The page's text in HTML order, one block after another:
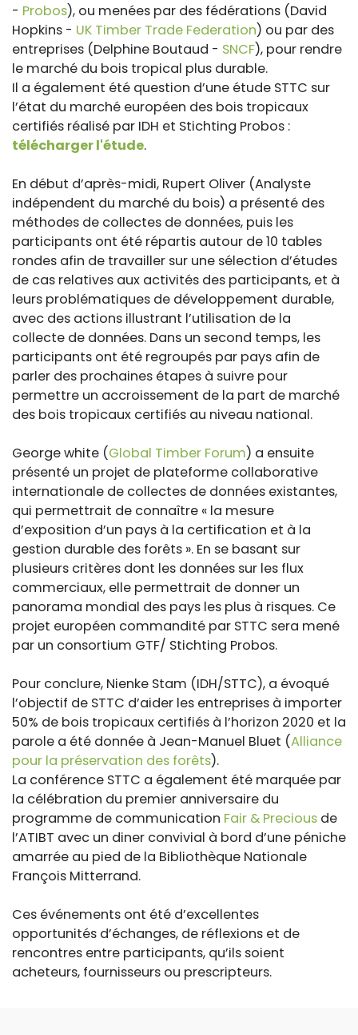
- Probos), ou menées par des fédérations (David
Hopkins - UK Timber Trade Federation) ou par des
entreprises (Delphine Boutaud - SNCF), pour rendre
le marché du bois tropical plus durable.
Il a également été question d’une étude STTC sur
l’état du marché européen des bois tropicaux
certifiés réalisé par IDH et Stichting Probos :
télécharger l'étude.
En début d’après-midi, Rupert Oliver (Analyste
indépendent du marché du bois) a présenté des
méthodes de collectes de données, puis les
participants ont été répartis autour de 10 tables
rondes afin de travailler sur une sélection d’études
de cas relatives aux activités des participants, et à
leurs problématiques de développement durable,
avec des actions illustrant l’utilisation de la
collecte de données. Dans un second temps, les
participants ont été regroupés par pays afin de
parler des prochaines étapes à suivre pour
permettre un accroissement de la part de marché
des bois tropicaux certifiés au niveau national.
George white (Global Timber Forum) a ensuite
présenté un projet de plateforme collaborative
internationale de collectes de données existantes,
qui permettrait de connaître « la mesure
d’exposition d’un pays à la certification et à la
gestion durable des forêts ». En se basant sur
plusieurs critères dont les données sur les flux
commerciaux, elle permettrait de donner un
panorama mondial des pays les plus à risques. Ce
projet européen commandité par STTC sera mené
par un consortium GTF/ Stichting Probos.
Pour conclure, Nienke Stam (IDH/STTC), a évoqué
l’objectif de STTC d’aider les entreprises à importer
50% de bois tropicaux certifiés à l’horizon 2020 et la
parole a été donnée à Jean-Manuel Bluet (Alliance
pour la préservation des forêts).
La conférence STTC a également été marquée par
la célébration du premier anniversaire du
programme de communication Fair & Precious de
l’ATIBT avec un diner convivial à bord d’une péniche
amarrée au pied de la Bibliothèque Nationale
François Mitterrand.
Ces événements ont été d’excellentes
opportunités d’échanges, de réflexions et de
rencontres entre participants, qu’ils soient
acheteurs, fournisseurs ou prescripteurs.